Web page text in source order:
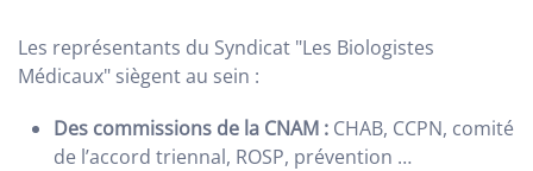
Les représentants du Syndicat "Les Biologistes
Médicaux" siègent au sein :
Des commissions de la CNAM : CHAB, CCPN, comité
de l’accord triennal, ROSP, prévention …